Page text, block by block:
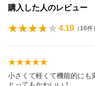
購入した人のレビュー
4.19 （ 16件）
小さくて軽くて機能的にも